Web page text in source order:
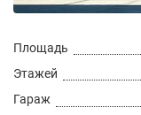
Площадь
Этажей
Гараж